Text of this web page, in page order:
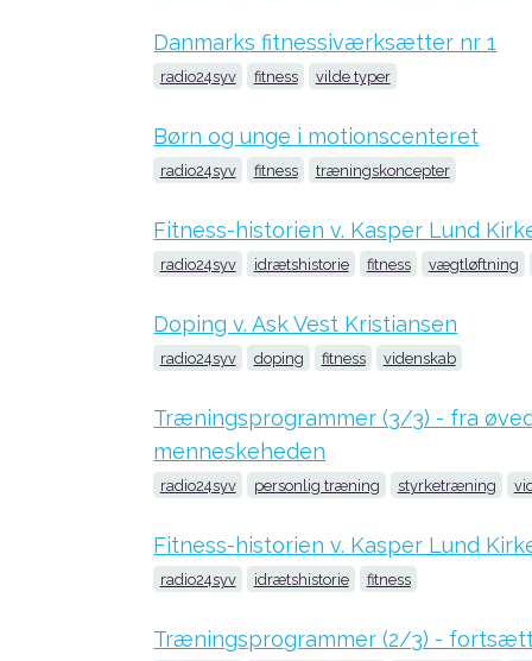
Danmarks fitnessiværksætter nr 1
radio24syv fitness vilde typer
Børn og unge i motionscenteret
radio24syv fitness træningskoncepter
Fitness-historien v. Kasper Lund
radio24syv idrætshistorie fitness vægtløftning
Doping v. Ask Vest Kristiansen
radio24syv doping fitness videnskab
Træningsprogrammer (3/3) - fra
menneskeheden
radio24syv personlig træning styrketræning
Fitness-historien v. Kasper Lund
radio24syv idrætshistorie fitness
Træningsprogrammer (2/3) -